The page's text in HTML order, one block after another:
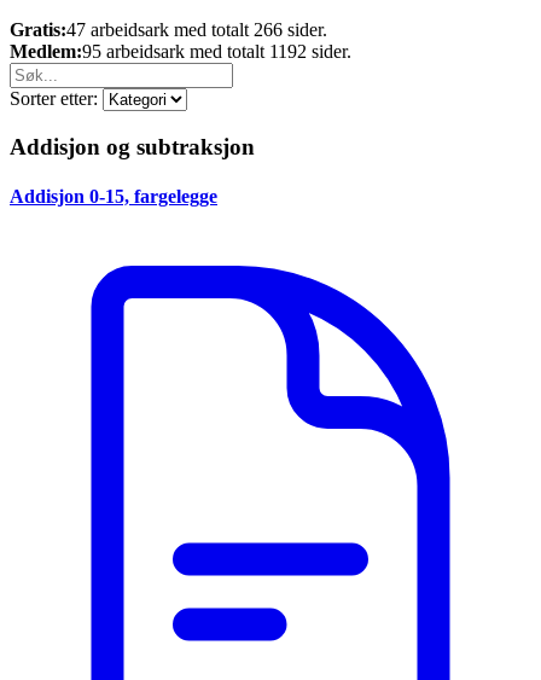
Gratis:47 arbeidsark med totalt 266 sider.
Medlem:95 arbeidsark med totalt 1192 sider.
Sorter etter:
Addisjon og subtraksjon
Addisjon 0-15, fargelegge